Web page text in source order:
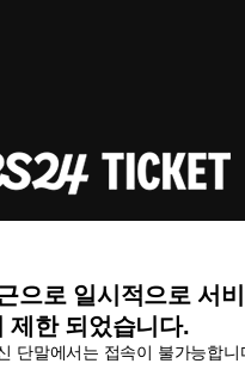
으로 일시적으로 서
제한 되었습니다.
단말에서는 접속이 불가능합니